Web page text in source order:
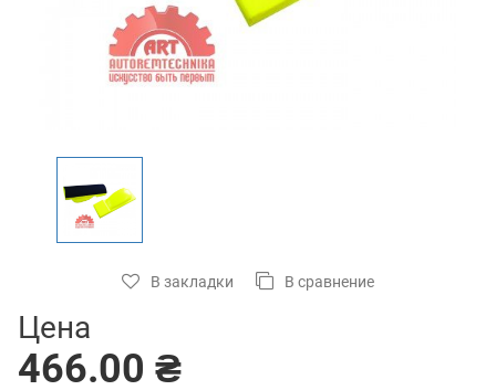
В закладки В сравнение
Цена
466.00 ₴